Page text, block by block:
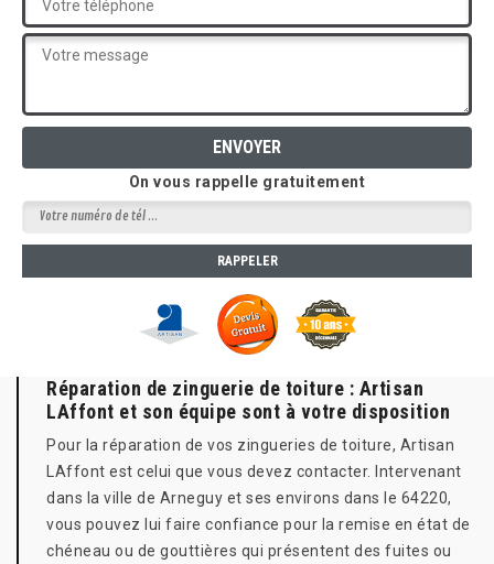
On vous rappelle gratuitement
Réparation de zinguerie de toiture : Artisan
LAffont et son équipe sont à votre disposition
Pour la réparation de vos zingueries de toiture, Artisan
LAffont est celui que vous devez contacter. Intervenant
dans la ville de Arneguy et ses environs dans le 64220,
vous pouvez lui faire confiance pour la remise en état de
chéneau ou de gouttières qui présentent des fuites ou